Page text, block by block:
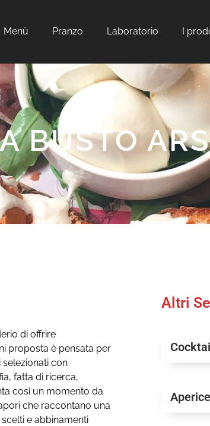
Menù Pranzo Laboratorio I
BUSTO
di offrire
proposta è pensata per
con
fatta di ricerca,
così un momento da
che raccontano una
e abbinamenti
Altri